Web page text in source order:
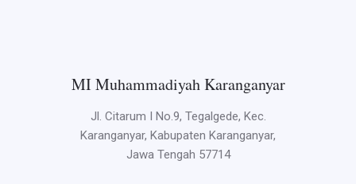
MI Muhammadiyah Karanganyar
Jl. Citarum I No.9, Tegalgede, Kec.
Karanganyar, Kabupaten Karanganyar,
Jawa Tengah 57714